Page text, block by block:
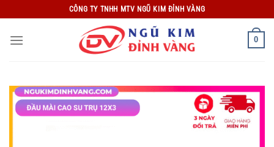
qua
nội
CÔNG TY TNHH MTV NGŨ KIM ĐỈNH VÀNG
0